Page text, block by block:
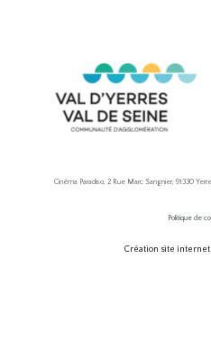
Cinéma Paradiso, 2 Rue Marc Sangnier, 91330
Politique de
Création site